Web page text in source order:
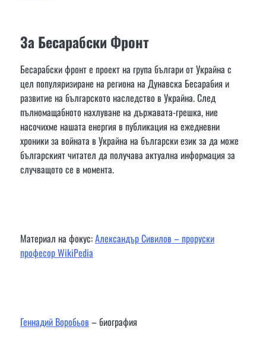
За Бесарабски Фронт
Бесарабски фронт е проект на група българи от Украйна с
цел популяризиране на региона на Дунавска Бесарабия и
развитие на българското наследство в Украйна. След
пълномащабното нахлуване на държавата-грешка, ние
насочихме нашата енергия в публикация на ежедневни
хроники за войната в Украйна на български език за да може
българският читател да получава актуална информация за
случващото се в момента.
Материал на фокус:Александър Сивилов – проруски
професор WikiPedia
Геннадий Воробьов– биография